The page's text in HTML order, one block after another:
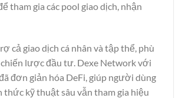
tham gia các pool giao dịch, nhận
cả giao dịch cá nhân và tập thể, phù
lược đầu tư. Dexe Network với
đơn giản hóa DeFi, giúp người dùng
thức kỹ thuật sâu vẫn tham gia hiệu